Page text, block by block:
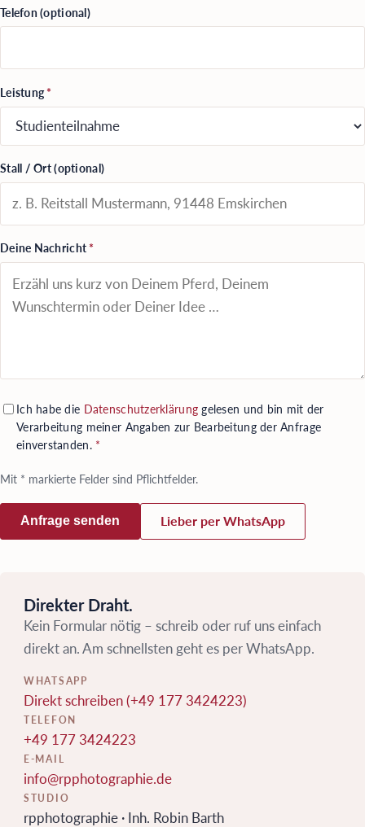
Telefon (optional)
Leistung*
Stall / Ort (optional)
Deine Nachricht *
Ich habe die Datenschutzerklärung gelesen und bin mit der
Verarbeitung meiner Angaben zur Bearbeitung der Anfrage
einverstanden. *
Mit * markierte Felder sind Pflichtfelder.
Anfrage senden Lieber per WhatsApp
Direkter Draht.
Kein Formular nötig – schreib oder ruf uns einfach
direkt an. Am schnellsten geht es per WhatsApp.
WHATSAPP
Direkt schreiben (+49 177 3424223)
TELEFON
+49 177 3424223
E-MAIL
info@rpphotographie.de
STUDIO
rpphotographie · Inh. Robin Barth